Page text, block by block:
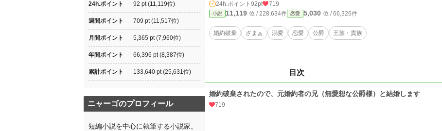
24h.ポイント 92pt 719
小説 11,119 位 / 228,634件 恋愛 5,030 位 / 66,326件
婚約破棄 ざまぁ 溺愛 恋愛 公爵 王族・貴族
目次
婚約破棄されたので、元婚約者の兄（無愛想な公爵様）と結婚します
719
24h.ポイント 92 pt (11,119位)
週間ポイント 709 pt (11,517位)
月間ポイント 5,365 pt (7,960位)
年間ポイント 66,396 pt (8,387位)
累計ポイント 133,640 pt (25,631位)
ニャーゴのプロフィール
短編小説を中心に執筆する小説家。